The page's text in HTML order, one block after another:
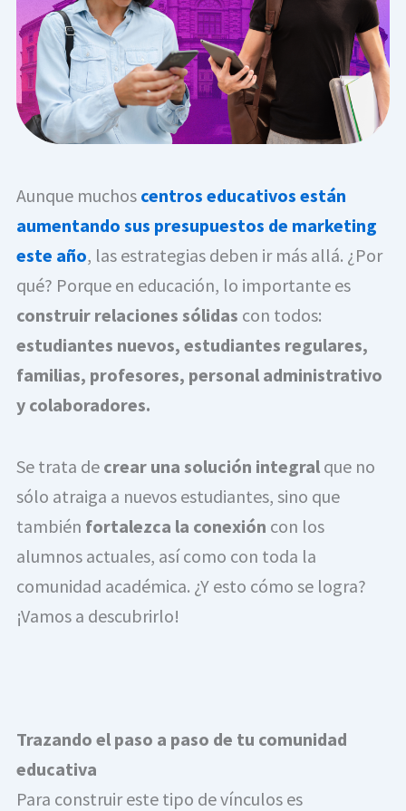
Aunque muchos centros educativos están
aumentando sus presupuestos de marketing
este año, las estrategias deben ir más allá. ¿Por
qué? Porque en educación, lo importante es
construir relaciones sólidas con todos:
estudiantes nuevos, estudiantes regulares,
familias, profesores, personal administrativo
y colaboradores.
Se trata de crear una solución integralque no
sólo atraiga a nuevos estudiantes, sino que
también fortalezca la conexión con los
alumnos actuales, así como con toda la
comunidad académica. ¿Y esto cómo se logra?
¡Vamos a descubrirlo!
Trazando el paso a paso de tu comunidad
educativa
Para construir este tipo de vínculos es